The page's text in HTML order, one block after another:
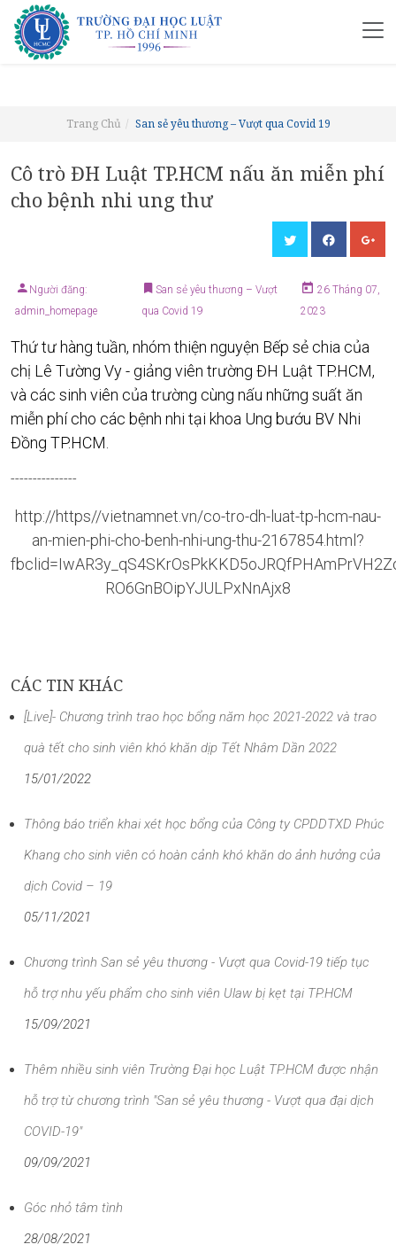
Trang Chủ San sẻ yêu thương – Vượt qua Covid 19
Cô trò ĐH Luật TP.HCM nấu ăn miễn phí
cho bệnh nhi ung thư
Người đăng:
admin_homepage
San sẻ yêu thương – Vượt
qua Covid 19
26 Tháng 07,
2023
Thứ tư hàng tuần, nhóm thiện nguyện Bếp sẻ chia của
chị Lê Tường Vy - giảng viên trường ĐH Luật TP.HCM,
và các sinh viên của trường cùng nấu những suất ăn
miễn phí cho các bệnh nhi tại khoa Ung bướu BV Nhi
Đồng TP.HCM.
---------------
http://https//vietnamnet.vn/co-tro-dh-luat-tp-hcm-nau-
an-mien-phi-cho-benh-nhi-ung-thu-2167854.html?
RO6GnBOipYJULPxNnAjx8
CÁC TIN KHÁC
[Live]- Chương trình trao học bổng năm học 2021-2022 và trao
quà tết cho sinh viên khó khăn dịp Tết Nhâm Dần 2022
15/01/2022
Thông báo triển khai xét học bổng của Công ty CPDDTXD Phúc
Khang cho sinh viên có hoàn cảnh khó khăn do ảnh hưởng của
dịch Covid – 19
05/11/2021
Chương trình San sẻ yêu thương - Vượt qua Covid-19 tiếp tục
hỗ trợ nhu yếu phẩm cho sinh viên Ulaw bị kẹt tại TP.HCM
15/09/2021
Thêm nhiều sinh viên Trường Đại học Luật TP.HCM được nhận
hỗ trợ từ chương trình "San sẻ yêu thương - Vượt qua đại dịch
COVID-19"
09/09/2021
Góc nhỏ tâm tình
28/08/2021